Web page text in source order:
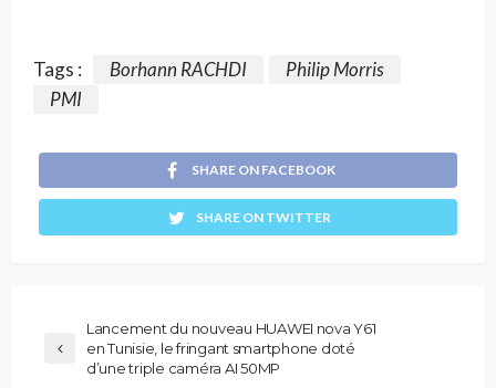
Tags : Borhann RACHDI
Philip Morris
PMI
SHARE ON FACEBOOK
SHARE ON TWITTER
Lancement du nouveau HUAWEI nova Y61
en Tunisie, le fringant smartphone doté
d’une triple caméra AI 50MP